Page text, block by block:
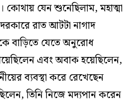
কোথায় যেন শুনেছিলাম, মহাত্মা
রাত আটটা নাগাদ
বাড়িতে যেতে অনুরোধ
এবং অবাক হয়েছিলেন,
ব্যবস্থা করে রেখেছেন
তিনি নিজে মদ্যপান করেন